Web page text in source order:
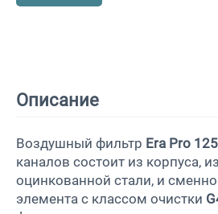
Описание
Воздушный фильтр Era Pro
каналов состоит из корпуса,
оцинкованной стали, и
элемента с классом очистки